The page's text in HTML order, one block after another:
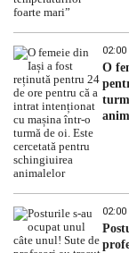
02:00
O
02:00